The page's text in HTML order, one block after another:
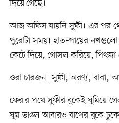
দিয়ে গেছে।
আজ অফিস যায়নি সুফী। এর পর
পুরোটা সময়। হাত–পায়ের
কেটে দিয়ে, গোসল করিয়ে, পিৎজা
ওরা চারজন। সুফী, অরণ্য, বাবা,
ফেরার পথে সুফীর বুকেই ঘুমিয়ে
ঘুম ভাঙল আবারও বাপের বুকে ঢুকে